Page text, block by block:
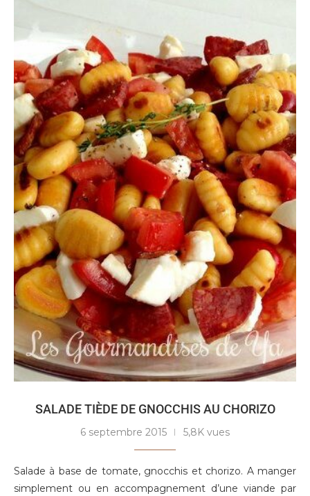
SALADE TIÈDE DE GNOCCHIS AU CHORIZO
6 septembre 2015 5,8K vues
Salade à base de tomate, gnocchis et chorizo. A manger
simplement ou en accompagnement d’une viande par